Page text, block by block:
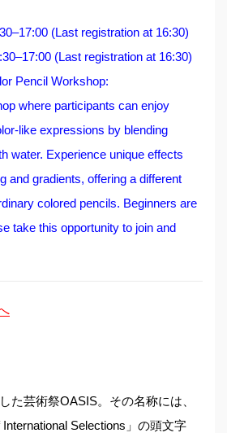
(Last registration at 16:30)
(Last registration at 16:30)
Pencil Workshop:
where participants can enjoy
like expressions by blending
water. Experience unique effects
and gradients, offering a different
colored pencils. Beginners are
take this opportunity to join and
た芸術祭OASIS。その名称には、
International Selections」の頭文字